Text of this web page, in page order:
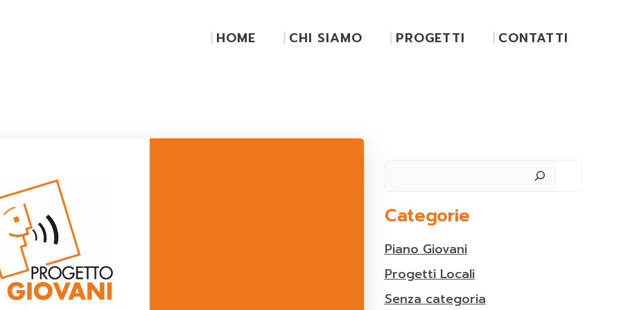
HOME CHI SIAMO PROGETTI CONTATTI
Categorie
Piano Giovani
Progetti Locali
Senza categoria